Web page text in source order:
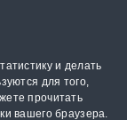
и делать
для того,
прочитать
вашего браузера.